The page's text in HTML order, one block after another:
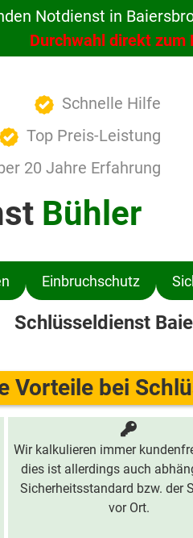
Notdienst in
Durchwahl direkt zum
Schnelle Hilfe
Top Preis-Leistung
20 Jahre Erfahrung
Bühler
Einbruchschutz
Schlüsseldienst
Vorteile bei
Wir kalkulieren immer
dies ist allerdings auch
Sicherheitsstandard bzw. der
vor Ort.